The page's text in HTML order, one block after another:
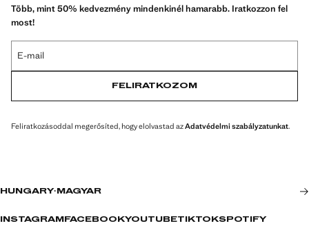
Több, mint 50% kedvezmény mindenkinél hamarabb. Iratkozzon fel
most!
E-mail
FELIRATKOZOM
Feliratkozásoddal megerősíted, hogy elolvastad azAdatvédelmi szabályzatunkat.
HUNGARY· MAGYAR
INSTAGRAM FACEBOOKYOUTUBETIKTOKSPOTIFY